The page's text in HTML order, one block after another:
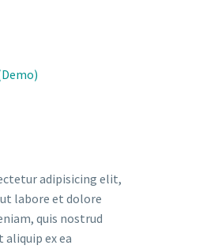
adipisicing elit,
labore et dolore
quis nostrud
ex ea